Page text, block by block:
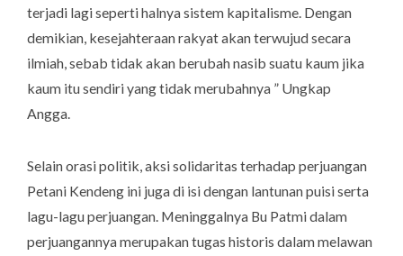
terjadi lagi seperti halnya sistem kapitalisme. Dengan
demikian, kesejahteraan rakyat akan terwujud secara
ilmiah, sebab tidak akan berubah nasib suatu kaum jika
kaum itu sendiri yang tidak merubahnya ” Ungkap
Angga.
Selain orasi politik, aksi solidaritas terhadap perjuangan
Petani Kendeng ini juga di isi dengan lantunan puisi serta
lagu-lagu perjuangan. Meninggalnya Bu Patmi dalam
perjuangannya merupakan tugas historis dalam melawan